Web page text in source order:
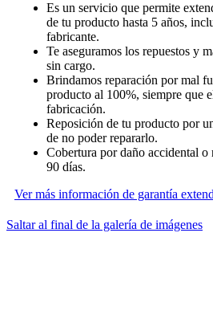
Es un servicio que permite
de tu producto hasta 5 años,
fabricante.
Te aseguramos los repuestos y
sin cargo.
Brindamos reparación por mal
producto al 100%, siempre que
fabricación.
Reposición de tu producto por
de no poder repararlo.
Cobertura por daño accidental
90 días.
Ver más información de garantía
Saltar al final de la galería de imágenes